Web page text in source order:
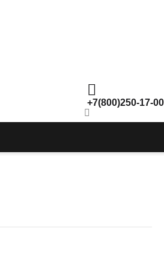
+7(800)250-17-00